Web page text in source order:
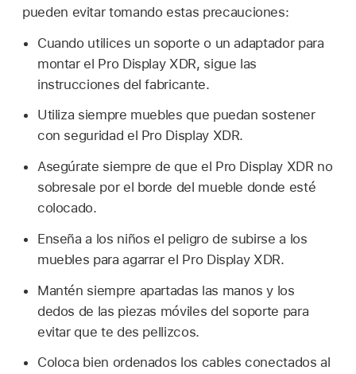
pueden evitar tomando estas precauciones:
Cuando utilices un soporte o un adaptador para
montar el Pro Display XDR, sigue las
instrucciones del fabricante.
Utiliza siempre muebles que puedan sostener
con seguridad el Pro Display XDR.
Asegúrate siempre de que el Pro Display XDR no
sobresale por el borde del mueble donde esté
colocado.
Enseña a los niños el peligro de subirse a los
muebles para agarrar el Pro Display XDR.
Mantén siempre apartadas las manos y los
dedos de las piezas móviles del soporte para
evitar que te des pellizcos.
Coloca bien ordenados los cables conectados al